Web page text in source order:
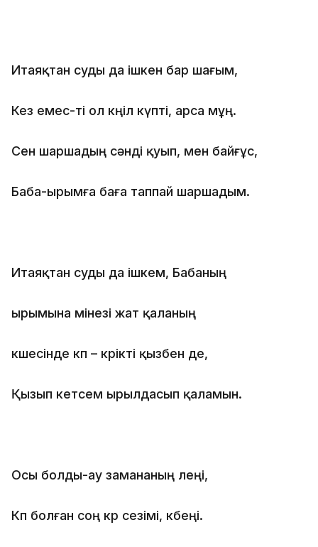
Итаяқтан суды да iшкен бар шағым,
Кез емес-тi ол көңiл күптi, арса мұң.
Сен шаршадың сәндi қуып, мен байғұс,
Баба-ырымға баға таппай шаршадым.
Итаяқтан суды да iшкем, Бабаның
ырымына мiнезi жат қаланың
көшесiнде көп – көрiктi қызбен де,
Қызып кетсем ырылдасып қаламын.
Осы болды-ау замананың өлеңi,
Көп болған соң көр сезiмi, көбеңi.